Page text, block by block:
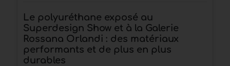
Le polyuréthane exposé au
Superdesign Show et à la Galerie
Rossana Orlandi : des matériaux
performants et de plus en plus
durables